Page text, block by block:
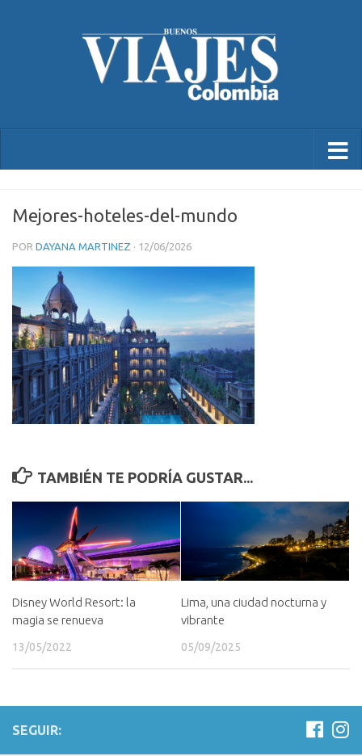
Mejores-hoteles-del-mundo
POR DAYANA MARTINEZ · 12/06/2026
TAMBIÉN TE PODRÍA GUSTAR...
Disney World Resort: la
magia se renueva
13/05/2022
Lima, una ciudad nocturna y
vibrante
05/09/2025
SEGUIR: